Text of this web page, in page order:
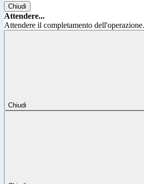
Chiudi
Attendere...
Attendere il completamento
Chiudi